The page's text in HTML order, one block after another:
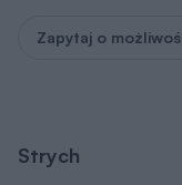
Zapytaj o
Strych